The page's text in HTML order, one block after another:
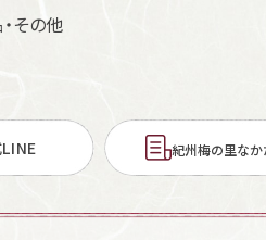
その他
紀州梅の里なか